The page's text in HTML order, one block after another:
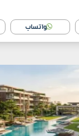
واتساب